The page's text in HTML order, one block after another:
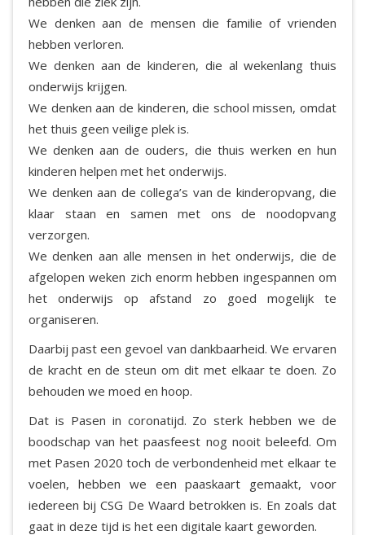
We denken aan de mensen die familie of vrienden
hebben verloren.
We denken aan de kinderen, die al wekenlang thuis
onderwijs krijgen.
We denken aan de kinderen, die school missen, omdat
het thuis geen veilige plek is.
We denken aan de ouders, die thuis werken en hun
kinderen helpen met het onderwijs.
We denken aan de collega’s van de kinderopvang, die
klaar staan en samen met ons de noodopvang
verzorgen.
We denken aan alle mensen in het onderwijs, die de
afgelopen weken zich enorm hebben ingespannen om
het onderwijs op afstand zo goed mogelijk te
organiseren.
Daarbij past een gevoel van dankbaarheid. We ervaren
de kracht en de steun om dit met elkaar te doen. Zo
behouden we moed en hoop.
Dat is Pasen in coronatijd. Zo sterk hebben we de
boodschap van het paasfeest nog nooit beleefd. Om
met Pasen 2020 toch de verbondenheid met elkaar te
voelen, hebben we een paaskaart gemaakt, voor
iedereen bij CSG De Waard betrokken is. En zoals dat
gaat in deze tijd is het een digitale kaart geworden.